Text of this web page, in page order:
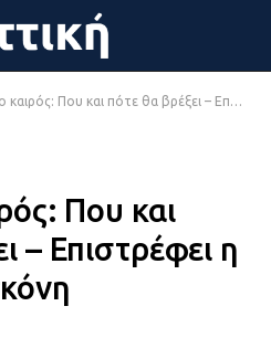
Που και πότε θα βρέξει – Επιστρέφει η Αφρικανική σκόνη
Που και
– Επιστρέφει η